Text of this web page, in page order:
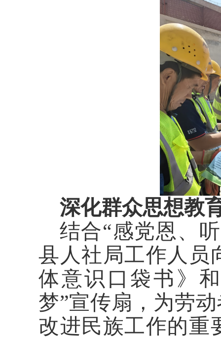
深化群众思想教
结合“感党恩、
县人社局工作人员
体意识口袋书》
梦”宣传扇，为劳
改进民族工作的重